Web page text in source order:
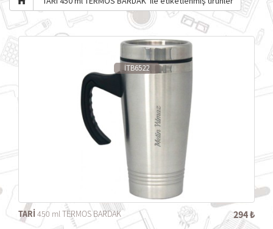
İTB6522
TARİ 450 ml TERMOS BARDAK 294 ₺